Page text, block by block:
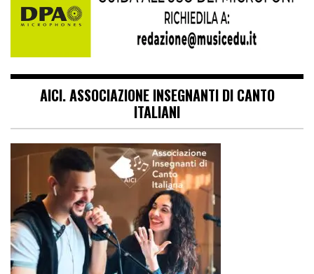
AICI. ASSOCIAZIONE INSEGNANTI DI CANTO
ITALIANI